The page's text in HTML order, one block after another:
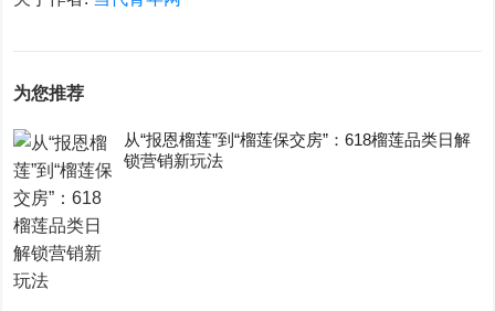
为您推荐
从“报恩榴莲”到“榴莲保交房”：618榴莲品类日解
锁营销新玩法